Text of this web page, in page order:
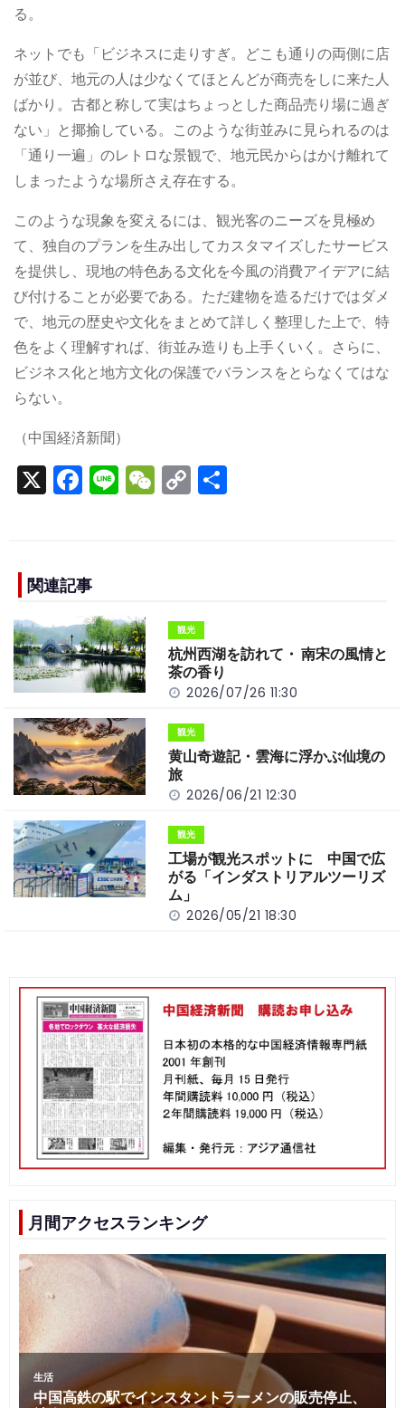
る。
ネットでも「ビジネスに走りすぎ。どこも通りの両側に店
が並び、地元の人は少なくてほとんどが商売をしに来た人
ばかり。古都と称して実はちょっとした商品売り場に過ぎ
ない」と揶揄している。このような街並みに見られるのは
「通り一遍」のレトロな景観で、地元民からはかけ離れて
しまったような場所さえ存在する。
このような現象を変えるには、観光客のニーズを見極め
て、独自のプランを生み出してカスタマイズしたサービス
を提供し、現地の特色ある文化を今風の消費アイデアに結
び付けることが必要である。ただ建物を造るだけではダメ
で、地元の歴史や文化をまとめて詳しく整理した上で、特
色をよく理解すれば、街並み造りも上手くいく。さらに、
ビジネス化と地方文化の保護でバランスをとらなくてはな
らない。
（中国経済新聞）
X F
a
e
b
o
o
k
Li
n
W
e
C
o
n
k
関連記事
観光
杭州西湖を訪れて・ 南宋の風情と
茶の香り
2026/07/26 11:30
観光
黄山奇遊記・雲海に浮かぶ仙境の
旅
2026/06/21 12:30
観光
工場が観光スポットに 中国で広
がる「インダストリアルツーリズ
ム」
2026/05/21 18:30
月間アクセスランキング